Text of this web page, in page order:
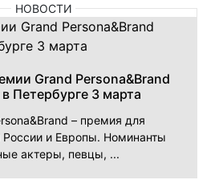
НОВОСТИ
Grand Persona&Brand
Петербурге 3 марта
– премия для
и Европы. Номинанты
актеры, певцы, ...